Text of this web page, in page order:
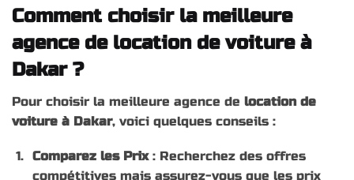
Comment choisir la meilleure
agence de location de voiture à
Dakar ?
Pour choisir la meilleure agence de location de
voiture à Dakar, voici quelques conseils :
Comparez les Prix: Recherchez des offres
compétitives mais assurez-vous que les prix